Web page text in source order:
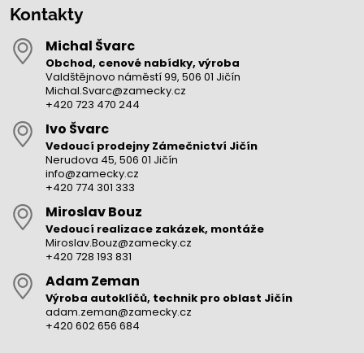
Kontakty
Michal Švarc
Obchod, cenové nabídky, výroba
Valdštějnovo náměstí 99, 506 01 Jičín
Michal.Svarc@zamecky.cz
+420 723 470 244
Ivo Švarc
Vedoucí prodejny Zámečnictví Jičín
Nerudova 45, 506 01 Jičín
info@zamecky.cz
+420 774 301 333
Miroslav Bouz
Vedoucí realizace zakázek, montáže
Miroslav.Bouz@zamecky.cz
+420 728 193 831
Adam Zeman
Výroba autoklíčů, technik pro oblast Jičín
adam.zeman@zamecky.cz
+420 602 656 684